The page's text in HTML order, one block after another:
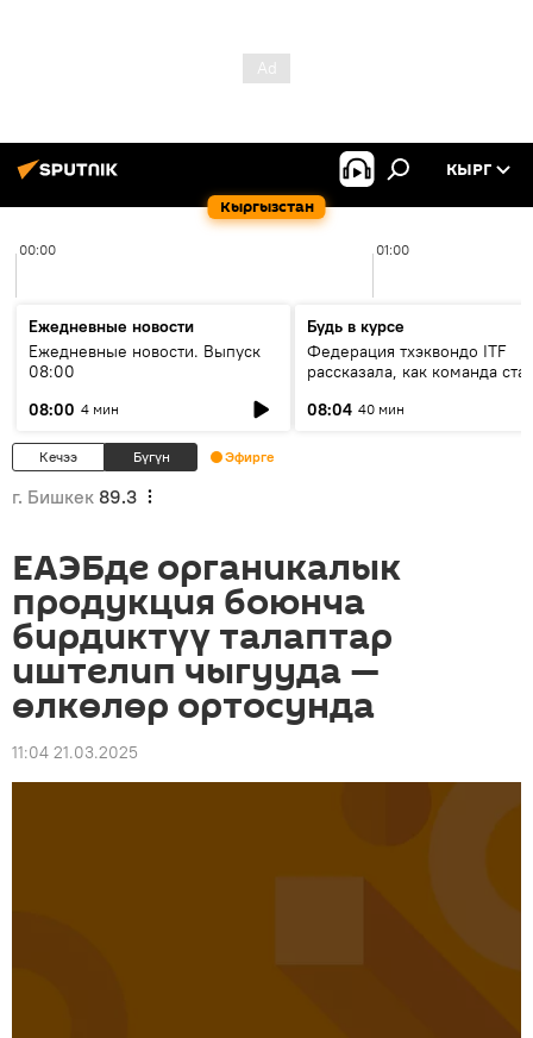
Кыргызстан
КЫРГ
00:00 01:00
Ежедневные новости
Ежедневные новости. Выпуск
08:00
08:00 4 мин
Будь в курсе
Федерация тхэквондо ITF
рассказала, как команда
08:04 40 мин
Кечээ Бүгүн Эфирге
г. Бишкек 89.3
ЕАЭБде органикалык
продукция боюнча
бирдиктүү талаптар
иштелип чыгууда —
өлкөлөр ортосунда
11:04 21.03.2025